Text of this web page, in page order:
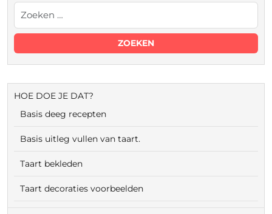
HOE DOE JE DAT?
Basis deeg recepten
Basis uitleg vullen van taart.
Taart bekleden
Taart decoraties voorbeelden